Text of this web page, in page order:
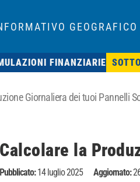
GEOGRAFICO
FINANZIARIE
Giornaliera dei tuoi Pannelli
Calcolare la
Pubblicato: 14 luglio 2025 Aggiornato: